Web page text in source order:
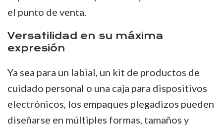
el punto de venta.
Versatilidad en su máxima
expresión
Ya sea para un labial, un kit de productos de
cuidado personal o una caja para dispositivos
electrónicos, los empaques plegadizos pueden
diseñarse en múltiples formas, tamaños y